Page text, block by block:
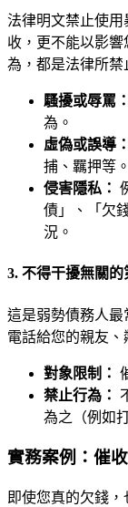
法律明文禁止使
收，更不能以影
為，都是法律所禁
騷擾或辱罵：
為。
虛偽或誤導：
捕、羈押等。
侵害隱私：
債」、「欠
況。
3. 不得干擾無關的
這是弱勢債務人
電話給您的親友、
對象限制：
禁止行為：
為之（例如
實務案例：催
即使您真的欠錢